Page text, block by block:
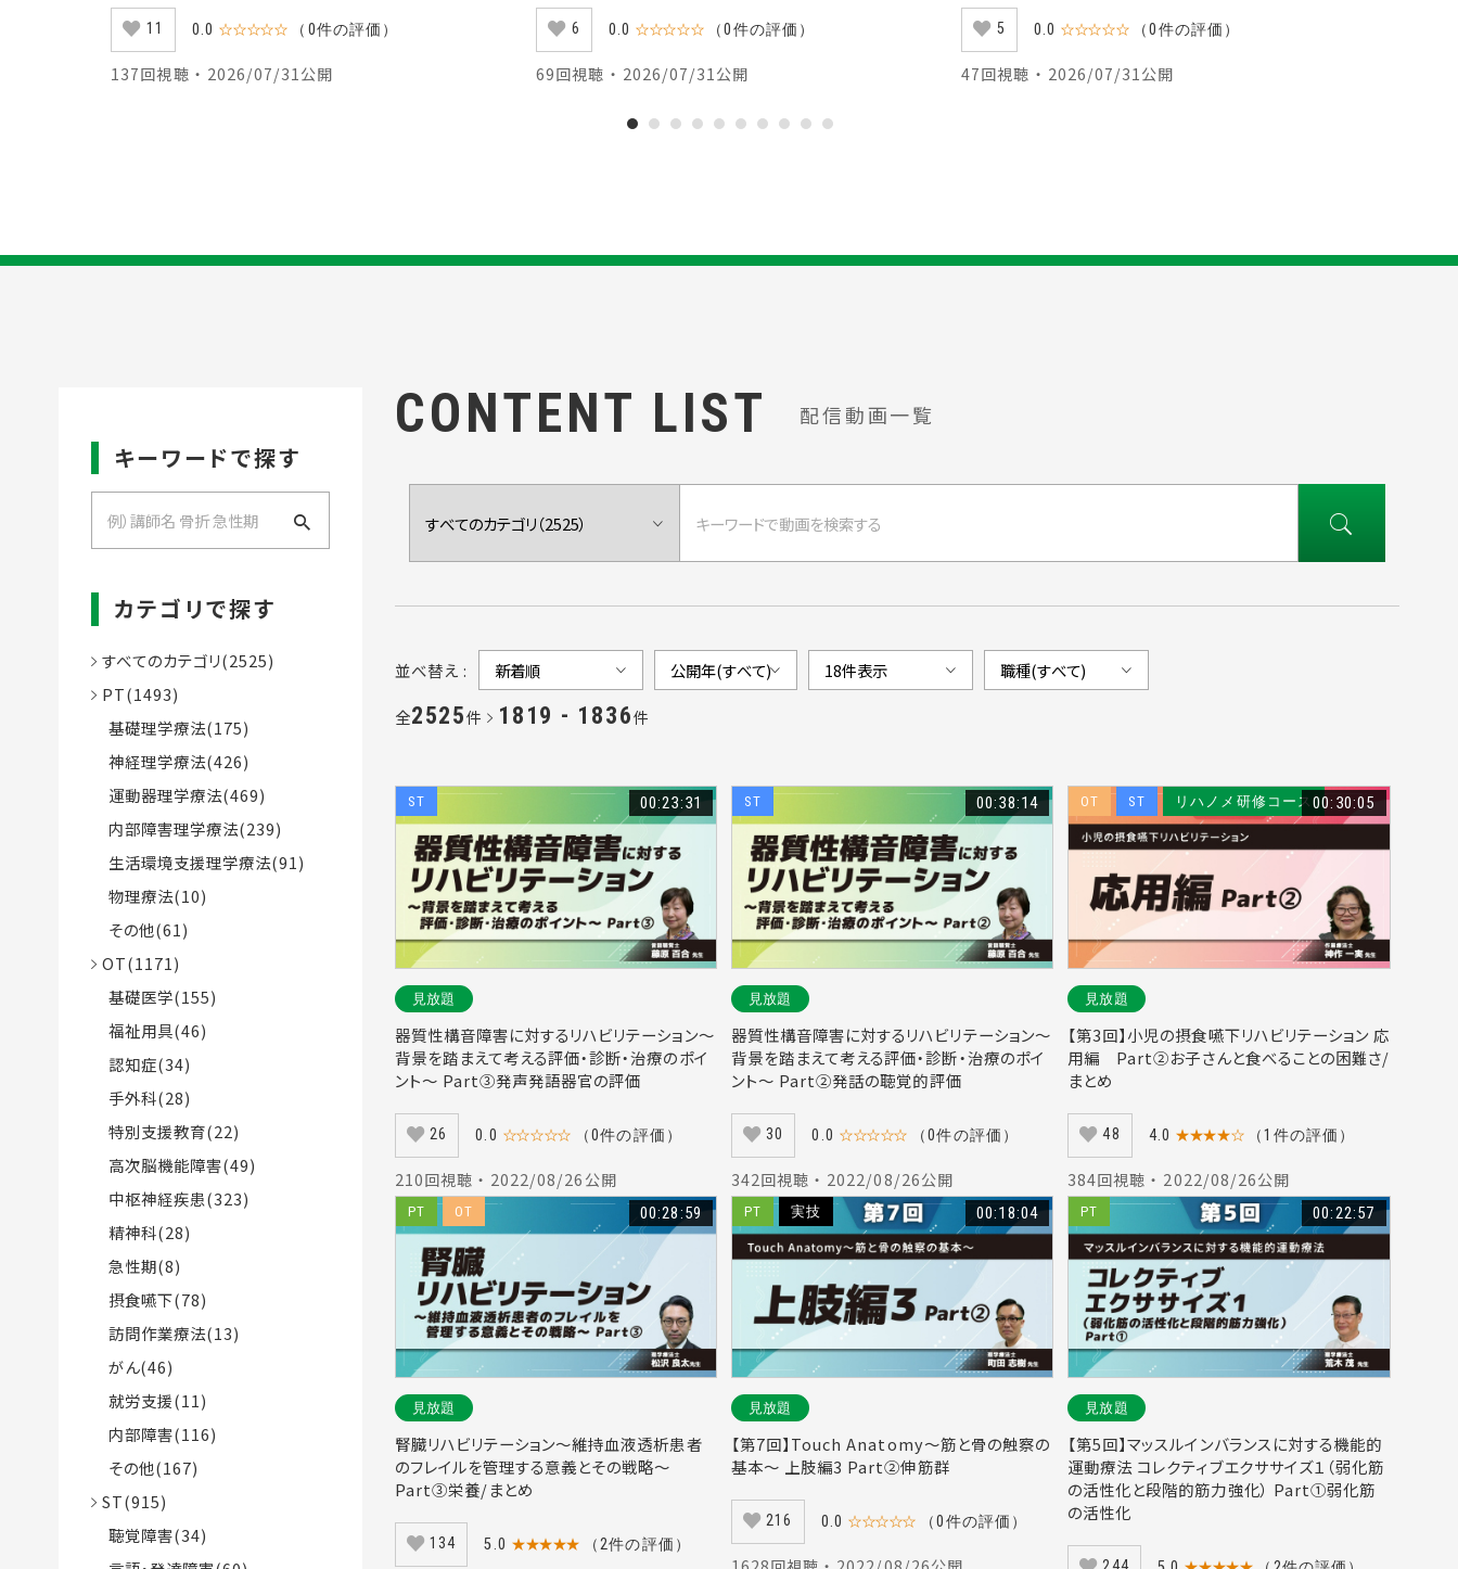
11 0.0 ☆☆☆☆☆ （0件の評価）
137回視聴 ・ 2026/07/31公開
6 0.0 ☆☆☆☆☆ （0件の評価）
69回視聴 ・ 2026/07/31公開
5 0.0 ☆☆☆☆☆ （0件の評価）
47回視聴 ・ 2026/07/31公開
CONTENT LIST 配信動画一覧
並べ替え :
全2525件 1819 - 1836件
ST 00:23:31
見放題
器質性構音障害に対するリハビリテーション～
背景を踏まえて考える評価・診断・治療のポイ
ント～ Part③発声発語器官の評価
26 0.0 ☆☆☆☆☆ （0件の評価）
210回視聴 ・ 2022/08/26公開
ST 00:38:14
見放題
器質性構音障害に対するリハビリテーション～
背景を踏まえて考える評価・診断・治療のポイ
ント～ Part②発話の聴覚的評価
30 0.0 ☆☆☆☆☆ （0件の評価）
342回視聴 ・ 2022/08/26公開
OT ST リハノメ研修コース 00:30:05
見放題
【第3回】小児の摂食嚥下リハビリテーション 応
用編 Part②お子さんと食べることの困難さ/
まとめ
48 4.0 ★★★★☆ （1件の評価）
384回視聴 ・ 2022/08/26公開
PT OT 00:28:59
見放題
腎臓リハビリテーション～維持血液透析患者
のフレイルを管理する意義とその戦略～
Part③栄養/まとめ
134 5.0 ★★★★★ （2件の評価）
PT 実技 00:18:04
見放題
【第7回】Touch Anatomy～筋と骨の触察の
基本～ 上肢編3 Part②伸筋群
216 0.0 ☆☆☆☆☆ （0件の評価）
PT 00:22:57
見放題
【第5回】マッスルインバランスに対する機能的
運動療法 コレクティブエクササイズ１（弱化筋
の活性化と段階的筋力強化） Part①弱化筋
の活性化
キーワードで探す
カテゴリで探す
すべてのカテゴリ(2525)
PT(1493)
基礎理学療法(175)
神経理学療法(426)
運動器理学療法(469)
内部障害理学療法(239)
生活環境支援理学療法(91)
物理療法(10)
その他(61)
OT(1171)
基礎医学(155)
福祉用具(46)
認知症(34)
手外科(28)
特別支援教育(22)
高次脳機能障害(49)
中枢神経疾患(323)
精神科(28)
急性期(8)
摂食嚥下(78)
訪問作業療法(13)
がん(46)
就労支援(11)
内部障害(116)
その他(167)
ST(915)
聴覚障害(34)